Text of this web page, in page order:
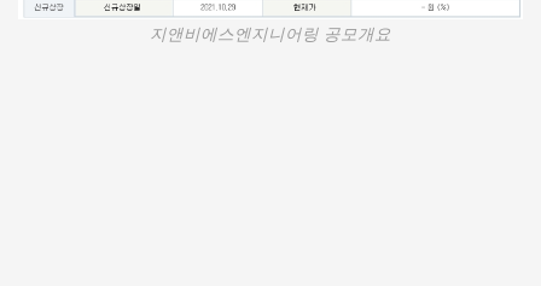
지앤비에스엔지니어링 공모개요